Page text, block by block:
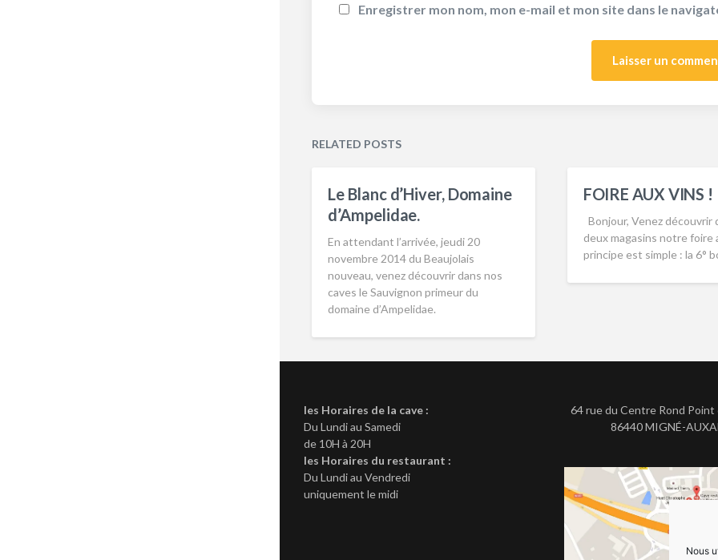
Nous
Enregistrer mon nom, mon e-mail et mon site dans le
RELATED POSTS
Le Blanc d’Hiver, Domaine
d’Ampelidae.
En attendant l’arrivée, jeudi 20
novembre 2014 du Beaujolais
nouveau, venez découvrir dans nos
caves le Sauvignon primeur du
domaine d’Ampelidae.
FOIRE AUX VINS !
Bonjour, Venez découvrir
deux magasins notre foire
principe est simple : la 6°
les Horaires de la cave :
Du Lundi au Samedi
de 10H à 20H
les Horaires du restaurant :
Du Lundi au Vendredi
uniquement le midi
64 rue du Centre Rond Point
86440 MIGNÉ-